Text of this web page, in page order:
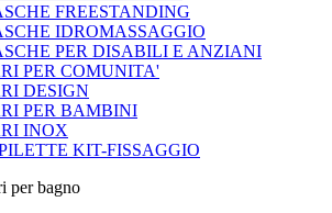
FREESTANDING
IDROMASSAGGIO
PER DISABILI E ANZIANI
PER COMUNITA'
DESIGN
PER BAMBINI
INOX
KIT-FISSAGGIO